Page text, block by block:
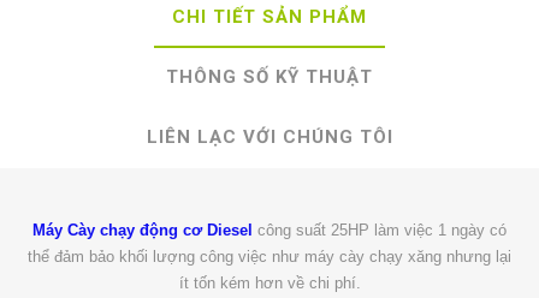
CHI TIẾT SẢN PHẨM
THÔNG SỐ KỸ THUẬT
LIÊN LẠC VỚI CHÚNG TÔI
Máy Cày chạy động cơ Diesel công suất 25HP làm việc 1 ngày có
thể đảm bảo khối lượng công việc như máy cày chạy xăng nhưng lại
ít tốn kém hơn về chi phí.